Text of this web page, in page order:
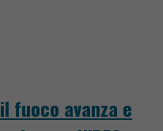
fuoco avanza e